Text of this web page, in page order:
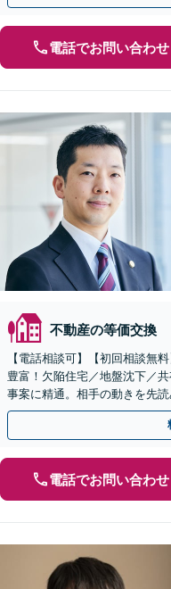
電話でお問い合わせ
不動産の等価交換
【電話相談可】【初回相談無
豊富！欠陥住宅／地盤沈下／
事案に精通。相手の動きを先
産会社の顧問契約もお任せ【
電話でお問い合わせ